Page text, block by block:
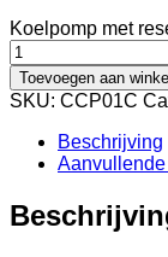
Koelpomp met
Toevoegen aan
SKU: CCP01C
Beschrijving